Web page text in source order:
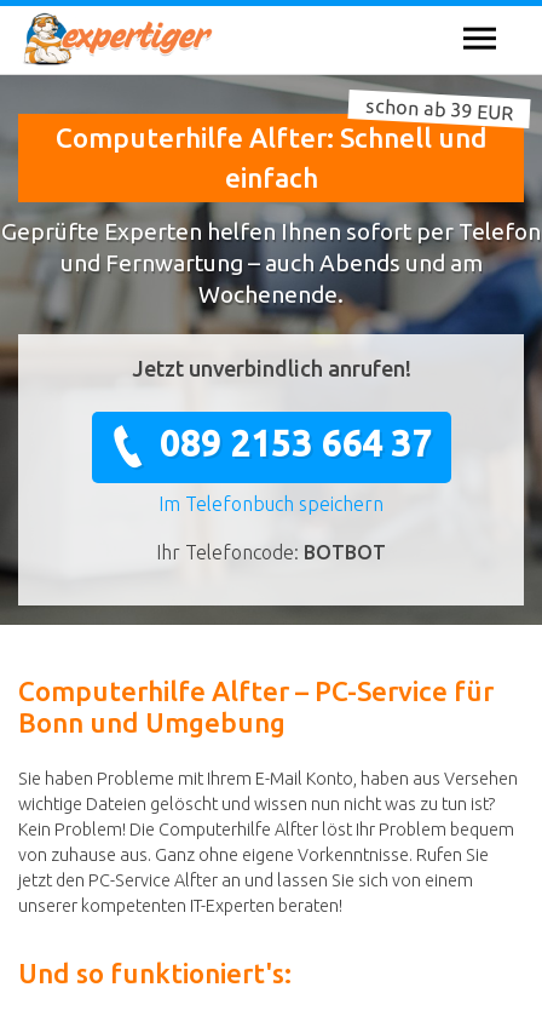
Computerhilfe Alfter: Schnell und
einfach
schon ab 39 EUR
Geprüfte Experten helfen Ihnen sofort per Telefon
und Fernwartung – auch Abends und am
Wochenende.
Jetzt unverbindlich anrufen!
089 2153 664 37
Im Telefonbuch speichern
Ihr Telefoncode: BOTBOT
Computerhilfe Alfter – PC-Service für
Bonn und Umgebung
Sie haben Probleme mit Ihrem E-Mail Konto, haben aus Versehen
wichtige Dateien gelöscht und wissen nun nicht was zu tun ist?
Kein Problem! Die Computerhilfe Alfter löst Ihr Problem bequem
von zuhause aus. Ganz ohne eigene Vorkenntnisse. Rufen Sie
jetzt den PC-Service Alfter an und lassen Sie sich von einem
unserer kompetenten IT-Experten beraten!
Und so funktioniert's: